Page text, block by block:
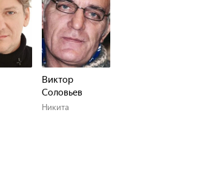
Виктор
Соловьев
Никита